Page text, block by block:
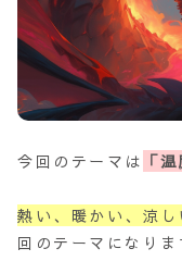
今回のテーマは 「
熱い、暖かい、涼し
回のテーマになりま